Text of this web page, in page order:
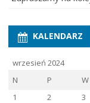
KALENDARZ
wrzesień 2024
N
P W
1
2 3